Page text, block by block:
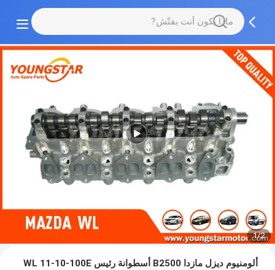
1/2
ألومنيوم ديزل مازدا B2500 أسطوانة رئيس WL 11-10-100E